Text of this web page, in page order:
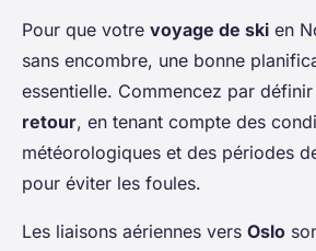
Pour que votre voyage de ski en
sans encombre, une bonne
essentielle. Commencez par
retour, en tenant compte des
météorologiques et des périodes
pour éviter les foules.
Les liaisons aériennes vers Oslo